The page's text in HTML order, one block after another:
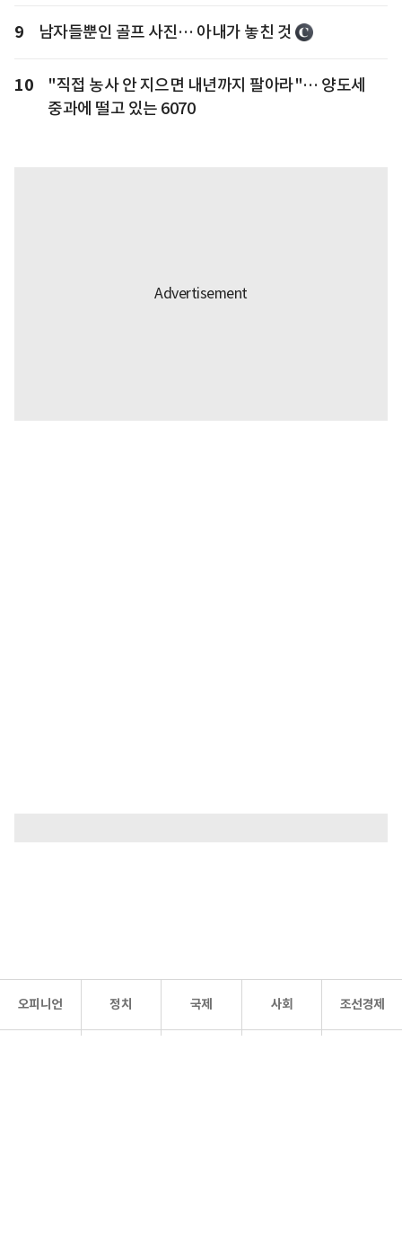
9 남자들뿐인 골프 사진… 아내가 놓친 것
10
"직접 농사 안 지으면 내년까지 팔아라"… 양도세
중과에 떨고 있는 6070
오피니언 정치 국제 사회 조선경제